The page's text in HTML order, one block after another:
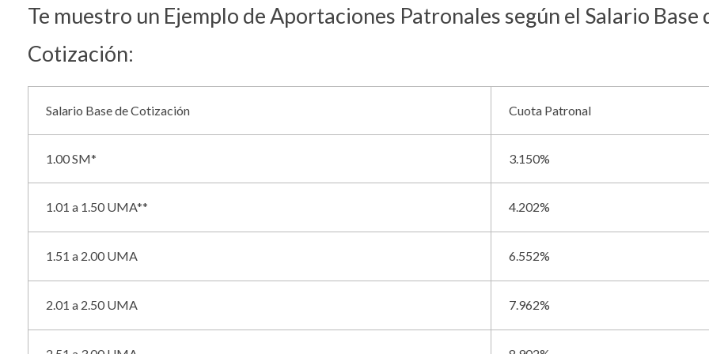
Te muestro un Ejemplo de Aportaciones Patronales según el Salario Base
Cotización:
Salario Base de Cotización Cuota Patronal
1.00 SM* 3.150%
1.01 a 1.50 UMA** 4.202%
1.51 a 2.00 UMA 6.552%
2.01 a 2.50 UMA 7.962%